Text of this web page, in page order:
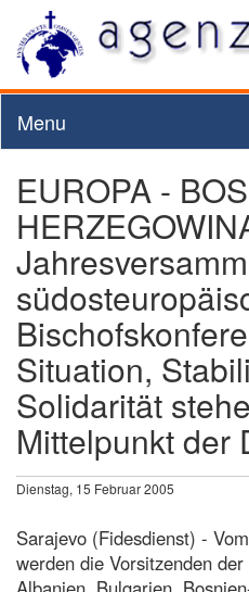
Menu
EUROPA -
Situation,
Solidarität
Mittelpunkt der
Dienstag, 15 Februar 2005
Sarajevo (Fidesdienst) -
werden die Vorsitzenden